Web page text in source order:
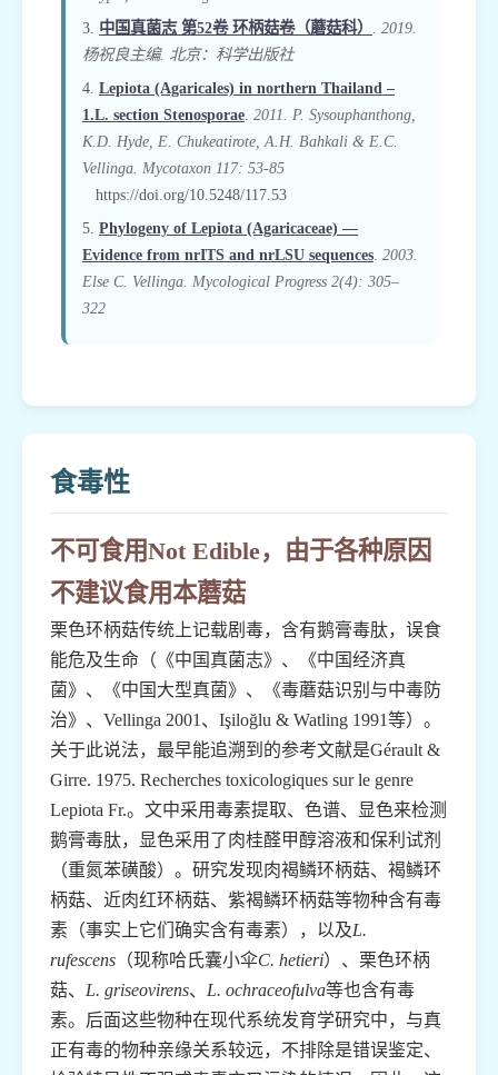
3. 中国真菌志 第52卷 环柄菇卷（蘑菇科）
2019.
杨祝良主编. 北京：科学出版社
4. Lepiota (Agaricales) in northern Thailand –
1.L. section Stenosporae 2011. P. Sysouphanthong,
K.D. Hyde, E. Chukeatirote, A.H. Bahkali & E.C.
Vellinga. Mycotaxon 117: 53-85
https://doi.org/10.5248/117.53
5. Phylogeny of Lepiota (Agaricaceae) —
Evidence from nrITS and nrLSU sequences 2003.
Else C. Vellinga. Mycological Progress 2(4): 305–
322
食毒性
不可食用Not Edible，由于各种原因
不建议食用本蘑菇
栗色环柄菇传统上记载剧毒，含有鹅膏毒肽，误食
能危及生命（《中国真菌志》、《中国经济真
菌》、《中国大型真菌》、《毒蘑菇识别与中毒防
治》、Vellinga 2001、Işiloğlu & Watling 1991等）。
关于此说法，最早能追溯到的参考文献是Gérault &
Girre. 1975. Recherches toxicologiques sur le genre
Lepiota Fr.。文中采用毒素提取、色谱、显色来检测
鹅膏毒肽，显色采用了肉桂醛甲醇溶液和保利试剂
（重氮苯磺酸）。研究发现肉褐鳞环柄菇、褐鳞环
柄菇、近肉红环柄菇、紫褐鳞环柄菇等物种含有毒
素（事实上它们确实含有毒素），以及L.
rufescens （现称哈氏囊小伞C. hetieri）、栗色环柄
菇、 L. griseovirens、 L. ochraceofulva等也含有毒
素。后面这些物种在现代系统发育学研究中，与真
正有毒的物种亲缘关系较远，不排除是错误鉴定、